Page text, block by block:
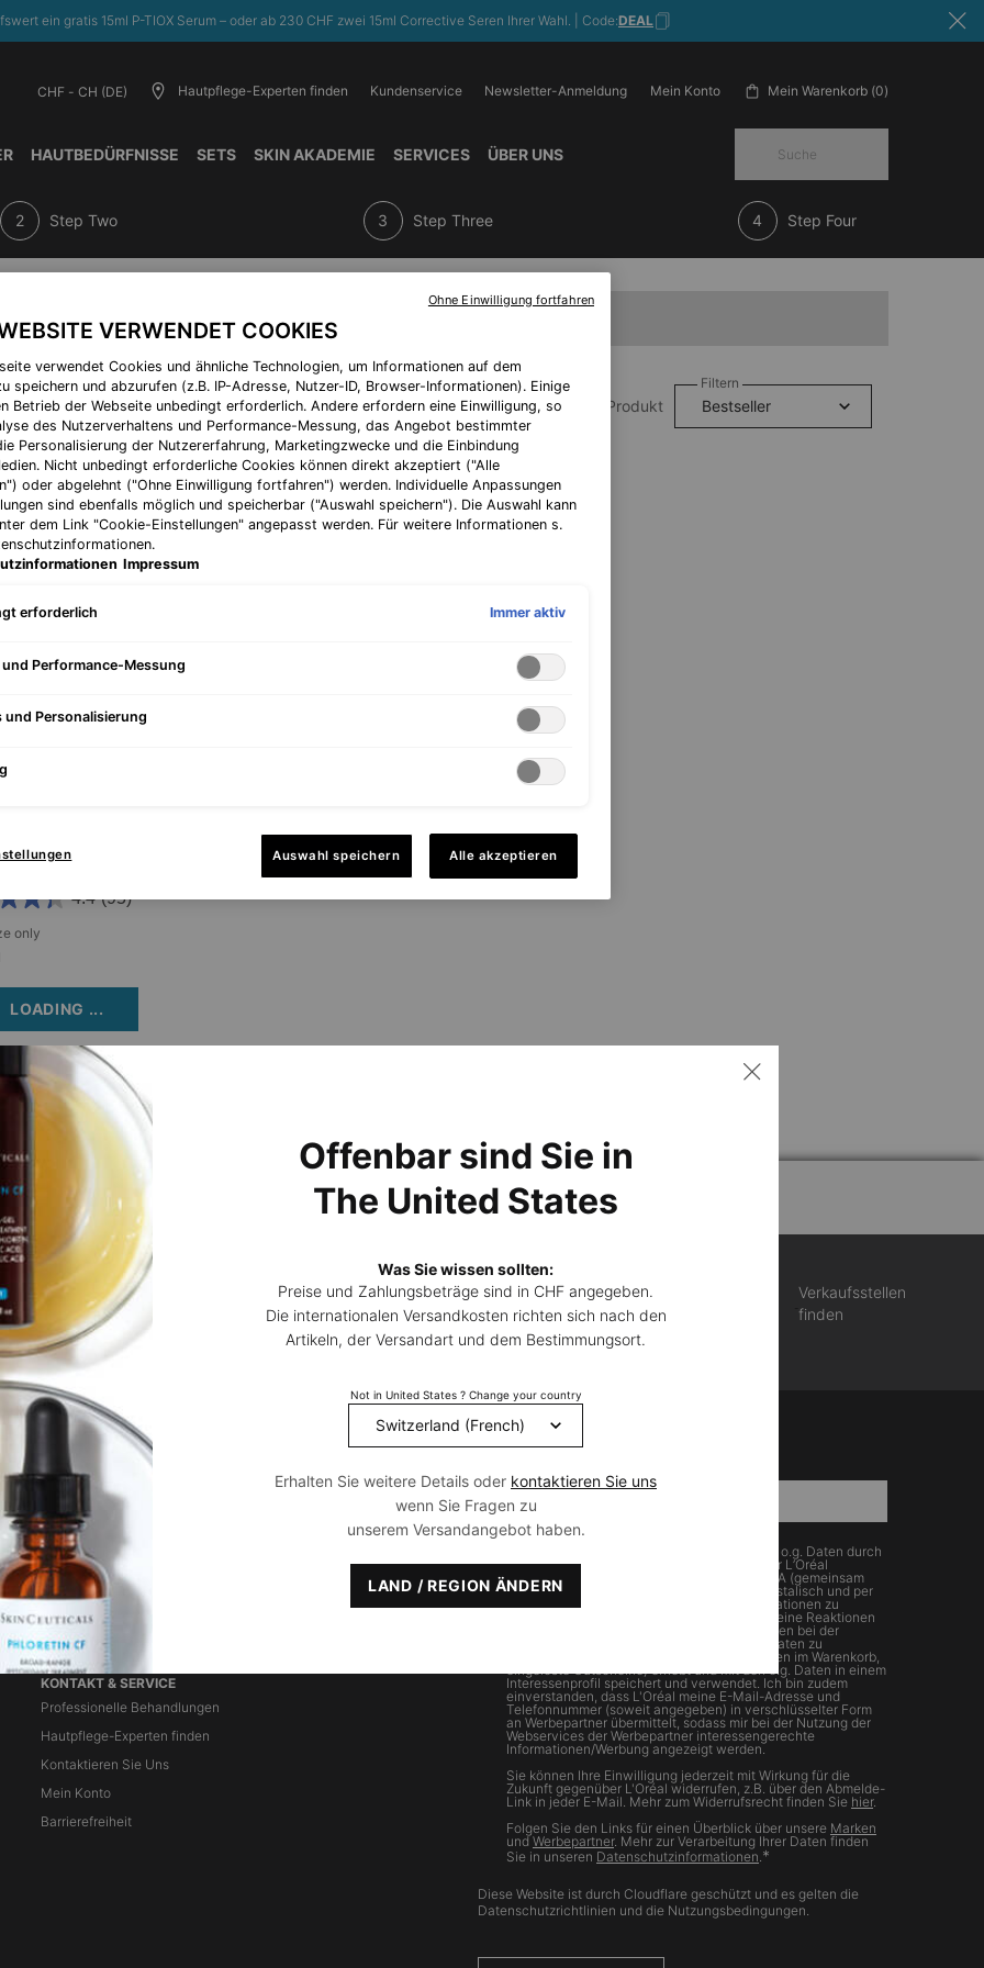
ein gratis 15ml P-TIOX Serum – oder ab 230 CHF zwei 15ml Corrective Seren Ihrer Wahl. | Code:DEAL
CHF - CH (DE) Hautpflege-Experten finden Kundenservice Newsletter-Anmeldung Mein Konto Mein Warenkorb 0
0 Produkt im Warenkorb
HAUTBEDÜRFNISSE​ SETS SKIN AKADEMIE SERVICES ÜBER UNS Suche
Step Two Step Three Step Four
Choose 5 deluxe samples and a travel bag on your $150 purchase.
1 Produkt
Filtern
Gesichtswasser, um sanft
4.4 (95)
only
LOADING ...
Einheit (CHF 26,00 / 100 ml)
3 Luxusproben zu
jeder Bestellung
14 Tage Rückversand
Verkaufsstellen
finden
HAUTTYP
Trockene Haut
Normale Haut
Mischhaut
Fettige Haut
Fältchen und Falten
Aknebehandlung
Augenringe und Tränensäcke
Empfindliche Haut
KONTAKT & SERVICE
Professionelle Behandlungen
Hautpflege-Experten finden
Kontaktieren Sie Uns
Mein Konto
Barrierefreiheit
EMAIL-ANMELDUNG
(*)Pflichtfelder
Newsletter-Anmeldung
Hiermit willige ich in die Verarbeitung meiner o.g. Daten durch
SkinCeuticals sowie die weiteren Marken der L’Oréal
Deutschland GmbH und der L’Oréal Suisse SA (gemeinsam
„L'Oréal“) ein, um mir Werbung per E-Mail, postalisch und per
SMS zuzusenden. Um personalisierte Informationen zu
erhalten, willige ich auch ein, dass L'Oréal meine Reaktionen
auf Marketingaktionen und meine Interaktionen bei der
Nutzung der Webservices von L'Oréal (z.B. Daten zu
angesehenen/gekauften Produkten, Produkten im Warenkorb,
eingelöste Gutscheine) erhebt und mit den o.g. Daten in einem
Interessenprofil speichert und verwendet. Ich bin zudem
einverstanden, dass L'Oréal meine E-Mail-Adresse und
Telefonnummer (soweit angegeben) in verschlüsselter Form
an Werbepartner übermittelt, sodass mir bei der Nutzung der
Webservices der Werbepartner interessengerechte
Informationen/Werbung angezeigt werden.
Sie können Ihre Einwilligung jederzeit mit Wirkung für die
Zukunft gegenüber L'Oréal widerrufen, z.B. über den Abmelde-
Link in jeder E-Mail. Mehr zum Widerrufsrecht finden Sie hier.
Folgen Sie den Links für einen Überblick über unsere Marken
undWerbepartner. Mehr zur Verarbeitung Ihrer Daten finden
Sie in unseren Datenschutzinformationen *
Diese Website ist durch Cloudflare geschützt und es gelten die
Datenschutzrichtlinien und die Nutzungsbedingungen.
VERWENDET COOKIES
verwendet Cookies und ähnliche Technologien, um Informationen auf dem
speichern und abzurufen (z.B. IP-Adresse, Nutzer-ID, Browser-Informationen). Einige
Betrieb der Webseite unbedingt erforderlich. Andere erfordern eine Einwilligung, so
des Nutzerverhaltens und Performance-Messung, das Angebot bestimmter
Personalisierung der Nutzererfahrung, Marketingzwecke und die Einbindung
Nicht unbedingt erforderliche Cookies können direkt akzeptiert ("Alle
oder abgelehnt ("Ohne Einwilligung fortfahren") werden. Individuelle Anpassungen
sind ebenfalls möglich und speicherbar ("Auswahl speichern"). Die Auswahl kann
dem Link "Cookie-Einstellungen" angepasst werden. Für weitere Informationen s.
Impressum
erforderlich Immer aktiv
und Performance-Messung
und Personalisierung
Auswahl speichern Alle akzeptieren
Ohne Einwilligung fortfahren
Offenbar sind Sie in
The United States
Was Sie wissen sollten:
Preise und Zahlungsbeträge sind in CHF angegeben.
Die internationalen Versandkosten richten sich nach den
Artikeln, der Versandart und dem Bestimmungsort.
Not in United States ? Change your country
Erhalten Sie weitere Details oder kontaktieren Sie uns
wenn Sie Fragen zu
unserem Versandangebot haben.
LAND / REGION ÄNDERN